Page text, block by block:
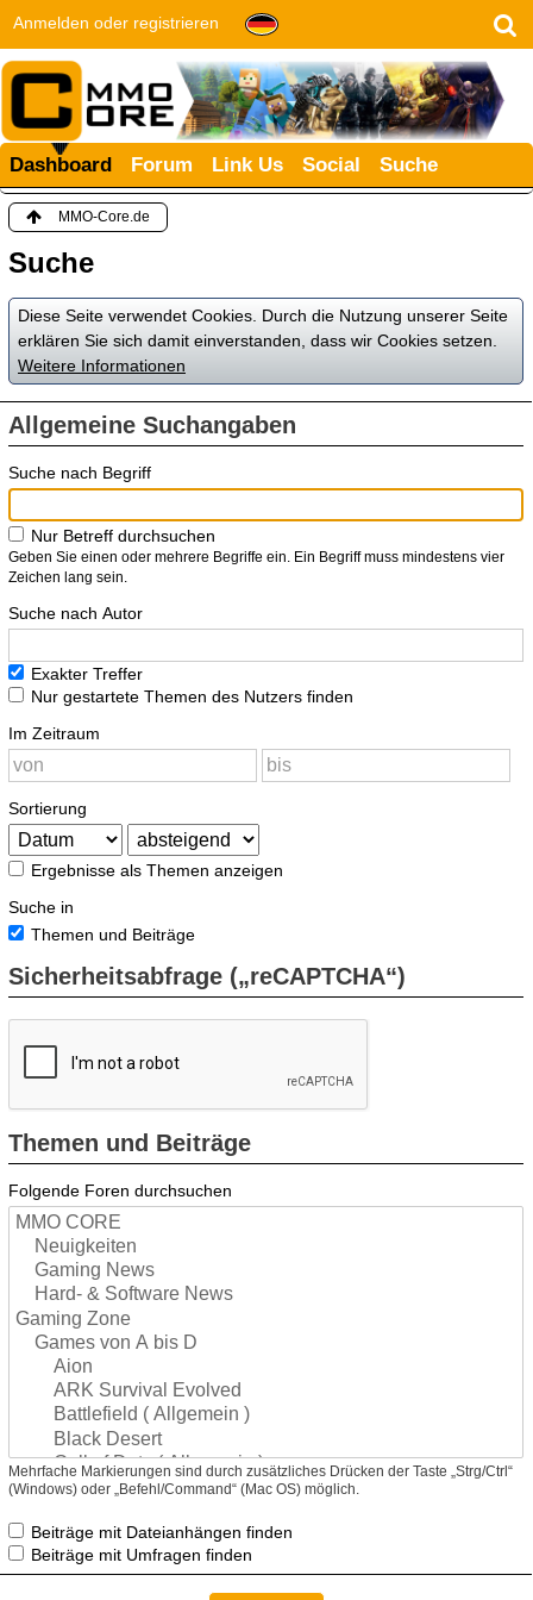
Anmelden oder registrieren
Dashboard Forum Link Us Social Suche
MMO-Core.de
Suche
Diese Seite verwendet Cookies. Durch die Nutzung unserer Seite
erklären Sie sich damit einverstanden, dass wir Cookies setzen.
Weitere Informationen
Allgemeine Suchangaben
Suche nach Begriff
Nur Betreff durchsuchen
Geben Sie einen oder mehrere Begriffe ein. Ein Begriff muss mindestens vier
Zeichen lang sein.
Suche nach Autor
Exakter Treffer
Nur gestartete Themen des Nutzers finden
Im Zeitraum
Sortierung
Ergebnisse als Themen anzeigen
Suche in
Themen und Beiträge
Sicherheitsabfrage („reCAPTCHA“)
Themen und Beiträge
Folgende Foren durchsuchen
Mehrfache Markierungen sind durch zusätzliches Drücken der Taste „Strg/Ctrl“
(Windows) oder „Befehl/Command“ (Mac OS) möglich.
Beiträge mit Dateianhängen finden
Beiträge mit Umfragen finden